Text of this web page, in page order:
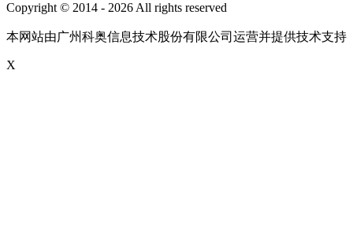
Copyright © 2014 - 2026 All rights reserved
本网站由广州科奥信息技术股份有限公司运营并提供技术支持
X